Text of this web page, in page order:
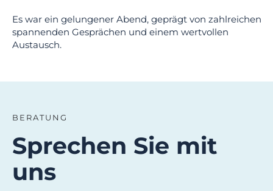
Es war ein gelungener Abend, geprägt von zahlreichen
spannenden Gesprächen und einem wertvollen
Austausch.
BERATUNG
Sprechen Sie mit
uns